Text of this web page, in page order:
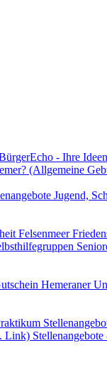
- Ihre
(Allgemeine
Jugend,
Felsenmeer
Hemeraner
Link)